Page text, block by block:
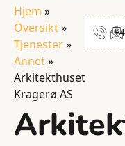
Hjem »
Oversikt»
Tjenester»
Annet»
Arkitekthuset
Kragerø AS